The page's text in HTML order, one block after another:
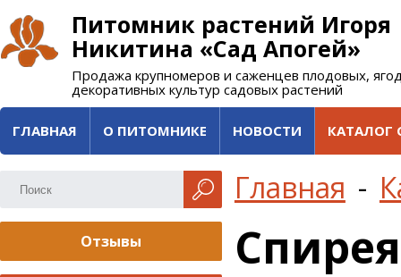
Питомник растений Игоря
Никитина «Сад Апогей»
Продажа крупномеров и саженцев плодовых,
декоративных культур садовых растений
ГЛАВНАЯ О ПИТОМНИКЕ НОВОСТИ КАТАЛОГ
Главная -
Отзывы